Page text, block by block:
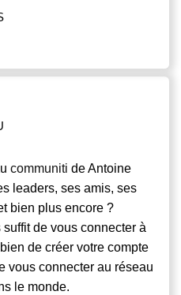
communiti de Antoine
leaders, ses amis, ses
bien plus encore ?
de vous connecter à
de créer votre compte
vous connecter au réseau
le monde.